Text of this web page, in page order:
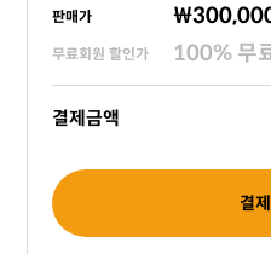
판매가
무료회원 할인가 100% 무
결제금액
결